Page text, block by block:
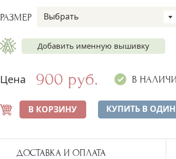
РАЗМЕР Выбрать
Добавить именную вышивку
Имя на мешочке +250 руб.
+250 руб.
Цена 900 руб. В
В КОРЗИНУ КУПИТЬ В
ДОСТАВКА И ОПЛАТА